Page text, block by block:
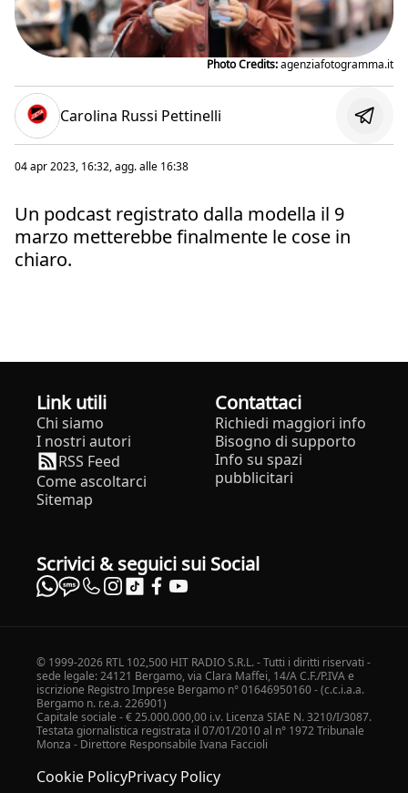
Photo Credits:agenziafotogramma.it
Carolina Russi Pettinelli
04 apr 2023, 16:32, agg. alle 16:38
Un podcast registrato dalla modella il 9
marzo metterebbe finalmente le cose in
chiaro.
Link utili
Chi siamo
I nostri autori
RSS Feed
Come ascoltarci
Sitemap
Contattaci
Richiedi maggiori info
Bisogno di supporto
Info su spazi
pubblicitari
Scrivici & seguici sui Social
© 1999-2026 RTL 102,500 HIT RADIO S.R.L. - Tutti i diritti riservati -
sede legale: 24121 Bergamo, via Clara Maffei, 14/A C.F./P.IVA e
iscrizione Registro Imprese Bergamo n° 01646950160 - (c.c.i.a.a.
Bergamo n. r.e.a. 226901)
Capitale sociale - € 25.000.000,00 i.v. Licenza SIAE N. 3210/I/3087.
Testata giornalistica registrata il 07/01/2010 al n° 1972 Tribunale
Monza - Direttore Responsabile Ivana Faccioli
Cookie PolicyPrivacy Policy